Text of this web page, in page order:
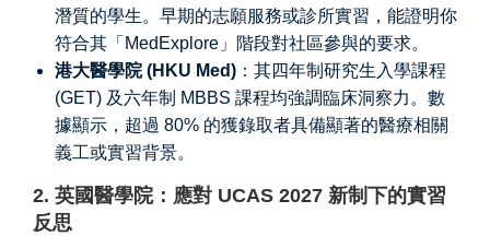
潛質的學生。早期的志願服務或診所實習，能證明你
符合其「MedExplore」階段對社區參與的要求。
港大醫學院 (HKU Med) ：其四年制研究生入學課程
(GET) 及六年制 MBBS 課程均強調臨床洞察力。數
據顯示，超過 80% 的獲錄取者具備顯著的醫療相關
義工或實習背景。
2. 英國醫學院：應對 UCAS 2027 新制下的實習
反思